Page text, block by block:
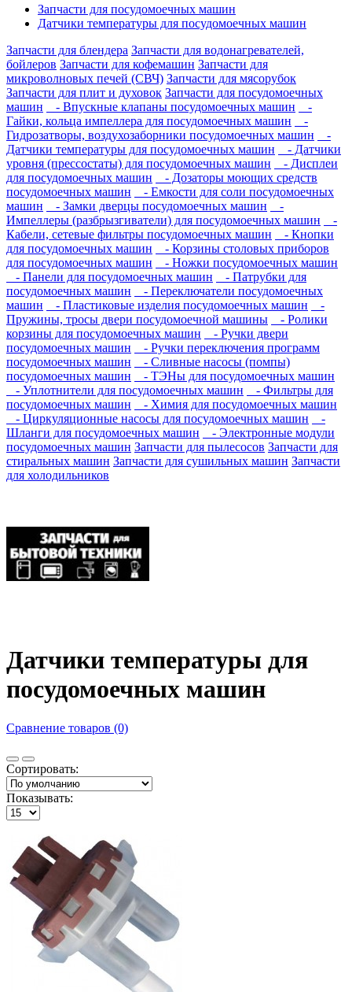
Запчасти для посудомоечных машин
Датчики температуры для посудомоечных машин
Запчасти для блендера Запчасти для водонагревателей,
бойлеров Запчасти для кофемашин Запчасти для
микроволновых печей (СВЧ) Запчасти для мясорубок
Запчасти для плит и духовок Запчасти для посудомоечных
машин
- Впускные клапаны посудомоечных машин
-
Гайки, кольца импеллера для посудомоечных машин
-
Гидрозатворы, воздухозаборники посудомоечных машин
-
Датчики температуры для посудомоечных машин
- Датчики
уровня (прессостаты) для посудомоечных машин
- Дисплеи
для посудомоечных машин
- Дозаторы моющих средств
посудомоечных машин
- Емкости для соли посудомоечных
машин
- Замки дверцы посудомоечных машин
-
Импеллеры (разбрызгиватели) для посудомоечных машин
-
Кабели, сетевые фильтры посудомоечных машин
- Кнопки
для посудомоечных машин
- Корзины столовых приборов
для посудомоечных машин
- Ножки посудомоечных машин
- Панели для посудомоечных машин
- Патрубки для
посудомоечных машин
- Переключатели посудомоечных
машин
- Пластиковые изделия посудомоечных машин
-
Пружины, тросы двери посудомоечной машины
- Ролики
корзины для посудомоечных машин
- Ручки двери
посудомоечных машин
- Ручки переключения программ
посудомоечных машин
- Сливные насосы (помпы)
посудомоечных машин
- ТЭНы для посудомоечных машин
- Уплотнители для посудомоечных машин
- Фильтры для
посудомоечных машин
- Химия для посудомоечных машин
- Циркуляционные насосы для посудомоечных машин
-
Шланги для посудомоечных машин
- Электронные модули
посудомоечных машин Запчасти для пылесосов Запчасти для
стиральных машин Запчасти для сушильных машин Запчасти
для холодильников
Датчики температуры для
посудомоечных машин
Сравнение товаров (0)
Сортировать:
Показывать: